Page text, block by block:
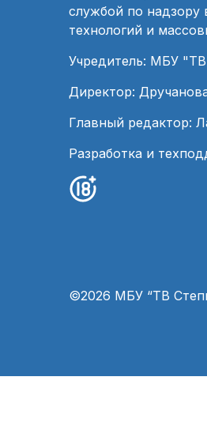
службой по надзору
технологий и
Учредитель: МБУ
Директор:
Главный редактор:
Разработка и
©2026 МБУ “ТВ